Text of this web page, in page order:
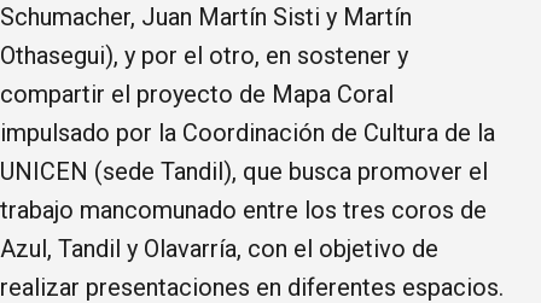
Schumacher, Juan Martín Sisti y Martín
Othasegui), y por el otro, en sostener y
compartir el proyecto de Mapa Coral
impulsado por la Coordinación de Cultura de la
UNICEN (sede Tandil), que busca promover el
trabajo mancomunado entre los tres coros de
Azul, Tandil y Olavarría, con el objetivo de
realizar presentaciones en diferentes espacios.